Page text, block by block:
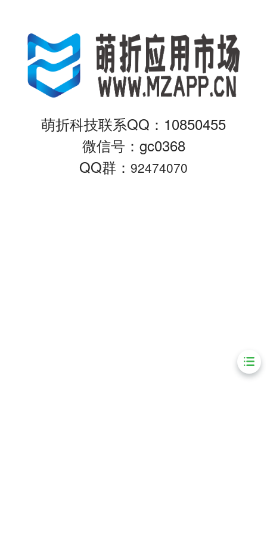
萌折科技联系QQ：10850455
微信号：gc0368
QQ群： 92474070